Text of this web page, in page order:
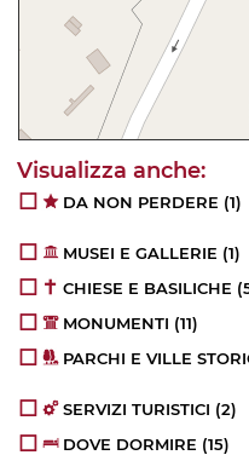
DA NON PERDERE (1)
MUSEI E GALLERIE (1)
CHIESE E BASILICHE
MONUMENTI (11)
PARCHI E VILLE
SERVIZI TURISTICI (2)
DOVE DORMIRE (15)